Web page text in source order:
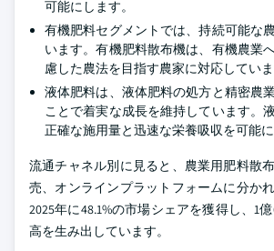
可能にします。
有機肥料セグメントでは、持続可能な
います。有機肥料散布機は、有機農業
慮した農法を目指す農家に対応していま
液体肥料は、液体肥料の処方と精密農
ことで着実な成長を維持しています。
正確な施用量と迅速な栄養吸収を可能に
流通チャネル別に見ると、農業用肥料散
売、オンラインプラットフォームに分か
2025年に48.1%の市場シェアを獲得し、1
高を生み出しています。